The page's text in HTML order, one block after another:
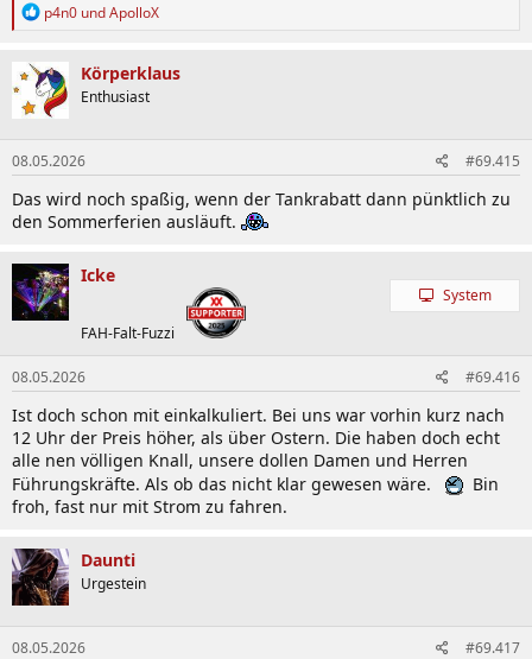
R
k
t
i
o
n
e
n
p4n0 undApolloX
Körperklaus
Enthusiast
08.05.2026 #69.415
Das wird noch spaßig, wenn der Tankrabatt dann pünktlich zu
den Sommerferien ausläuft.
Icke
FAH-Falt-Fuzzi
System
08.05.2026 #69.416
Ist doch schon mit einkalkuliert. Bei uns war vorhin kurz nach
12 Uhr der Preis höher, als über Ostern. Die haben doch echt
alle nen völligen Knall, unsere dollen Damen und Herren
Führungskräfte. Als ob das nicht klar gewesen wäre.
Bin
froh, fast nur mit Strom zu fahren.
Daunti
Urgestein
08.05.2026 #69.417